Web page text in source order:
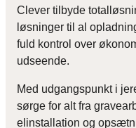
Clever tilbyde
løsninger til al
fuld kontrol over
udseende.
Med udgangspunkt i
sørge for alt fra
elinstallation og